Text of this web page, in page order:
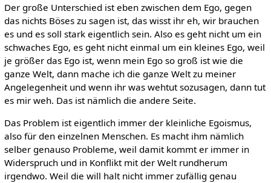
Der große Unterschied ist eben zwischen dem Ego, gegen
das nichts Böses zu sagen ist, das wisst ihr eh, wir brauchen
es und es soll stark eigentlich sein. Also es geht nicht um ein
schwaches Ego, es geht nicht einmal um ein kleines Ego, weil
je größer das Ego ist, wenn mein Ego so groß ist wie die
ganze Welt, dann mache ich die ganze Welt zu meiner
Angelegenheit und wenn ihr was wehtut sozusagen, dann tut
es mir weh. Das ist nämlich die andere Seite.
Das Problem ist eigentlich immer der kleinliche Egoismus,
also für den einzelnen Menschen. Es macht ihm nämlich
selber genauso Probleme, weil damit kommt er immer in
Widerspruch und in Konflikt mit der Welt rundherum
irgendwo. Weil die will halt nicht immer zufällig genau